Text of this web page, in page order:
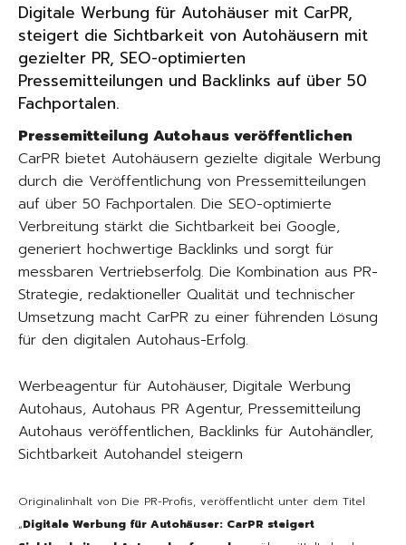
Digitale Werbung für Autohäuser mit CarPR,
steigert die Sichtbarkeit von Autohäusern mit
gezielter PR, SEO-optimierten
Pressemitteilungen und Backlinks auf über 50
Fachportalen.
Pressemitteilung Autohaus veröffentlichen
CarPR bietet Autohäusern gezielte digitale Werbung
durch die Veröffentlichung von Pressemitteilungen
auf über 50 Fachportalen. Die SEO-optimierte
Verbreitung stärkt die Sichtbarkeit bei Google,
generiert hochwertige Backlinks und sorgt für
messbaren Vertriebserfolg. Die Kombination aus PR-
Strategie, redaktioneller Qualität und technischer
Umsetzung macht CarPR zu einer führenden Lösung
für den digitalen Autohaus-Erfolg.
Werbeagentur für Autohäuser, Digitale Werbung
Autohaus, Autohaus PR Agentur, Pressemitteilung
Autohaus veröffentlichen, Backlinks für Autohändler,
Sichtbarkeit Autohandel steigern
Originalinhalt von Die PR-Profis, veröffentlicht unter dem Titel
„Digitale Werbung für Autohäuser: CarPR steigert